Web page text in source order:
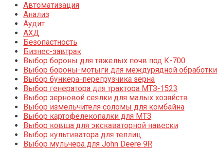
Автоматизация
Анализ
Аудит
АХД
Безопастность
Бизнес-завтрак
Выбор бороны для тяжелых почв под К-700
Выбор бороны-мотыги для междурядной обработки
Выбор бункера-перегрузчика зерна
Выбор генератора для трактора МТЗ-1523
Выбор зерновой сеялки для малых хозяйств
Выбор измельчителя соломы для комбайна
Выбор картофелекопалки для МТЗ
Выбор ковша для экскаваторной навески
Выбор культиватора для теплиц
Выбор мульчера для John Deere 9R